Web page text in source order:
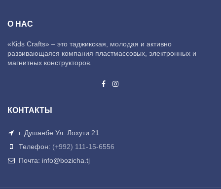
О НАС
«Kids Crafts» – это таджикская, молодая и активно
развивающаяся компания пластмассовых, электронных и
магнитных конструкторов.
КОНТАКТЫ
г. Душанбе Ул. Лохути 21
Телефон: (+992) 111-15-6556
Почта: info@bozicha.tj